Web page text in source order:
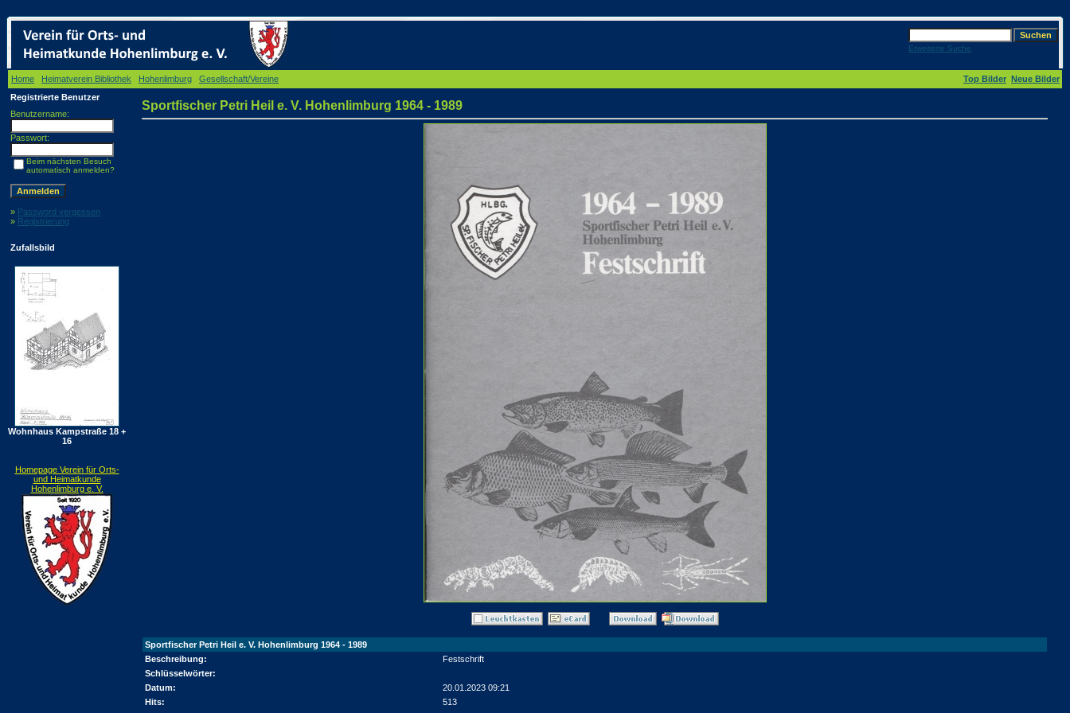
Erweiterte Suche
Home Heimatverein Bibliothek Hohenlimburg Gesellschaft/Vereine Top Bilder Neue Bilder
Registrierte Benutzer
Benutzername:
Passwort:
Beim nächsten Besuch
automatisch anmelden?
» Password vergessen
» Registrierung
Zufallsbild
Wohnhaus Kampstraße 18 +
16
Homepage Verein für Orts-
und Heimatkunde
Hohenlimburg e. V.
Sportfischer Petri Heil e. V. Hohenlimburg 1964 - 1989
Sportfischer Petri Heil e. V. Hohenlimburg 1964 - 1989
Beschreibung:
Festschrift
Schlüsselwörter:
Datum:
20.01.2023 09:21
Hits:
513